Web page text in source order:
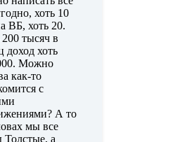
хоть 10
ВБ, хоть 20.
тысяч в
доход хоть
Можно
как-то
с
А то
мы все
Толстые, а